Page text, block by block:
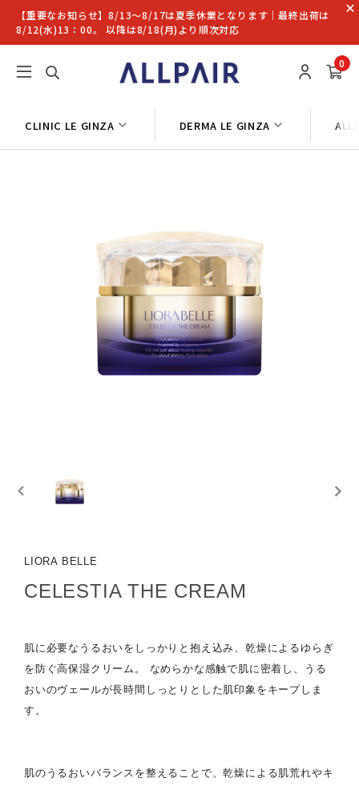
【重要なお知らせ】8/13〜8/17は夏季休業となります｜最終出荷は
8/12(水)13：00。 以降は8/18(月)より順次対応
0
CLINIC LE GINZA DERMA LE GINZA
LIORA BELLE
CELESTIA THE CREAM
肌に必要なうるおいをしっかりと抱え込み、乾燥によるゆらぎ
を防ぐ高保湿クリーム。 なめらかな感触で肌に密着し、うる
おいのヴェールが長時間しっとりとした肌印象をキープしま
す。
肌のうるおいバランスを整えることで、乾燥による肌荒れやキ